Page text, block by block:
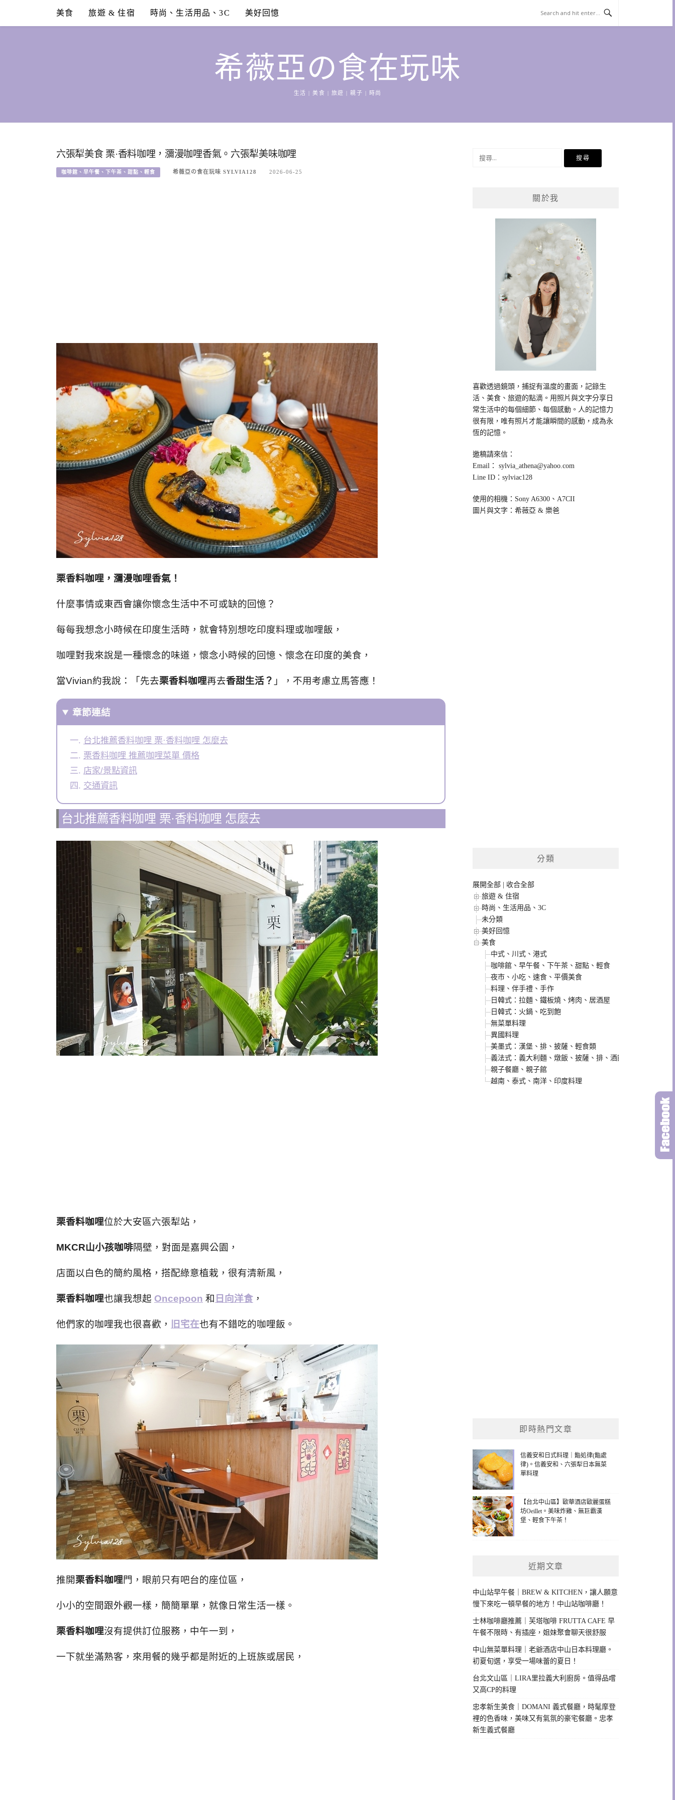
content
美食 旅遊 & 住宿 時尚、生活用品、3C 美好回憶
希薇亞の食在玩味
生活 | 美食 | 旅遊 | 親子 | 時尚
六張犁美食 栗·香料咖哩，瀰漫咖哩香氣。六張犁美味咖哩
咖啡館、早午餐、下午茶、甜點、輕食 希薇亞の食在玩味 SYLVIA128 2026-06-25
栗香料咖哩，瀰漫咖哩香氣！
什麼事情或東西會讓你懷念生活中不可或缺的回憶？
每每我想念小時候在印度生活時，就會特別想吃印度料理或咖哩飯，
咖哩對我來說是一種懷念的味道， 懷念小時候的回憶、懷念在印度的美食，
當Vivian約我說：「先去栗香料咖哩再去香甜生活？ 」， 不用考慮立馬答應！
章節連結
台北推薦香料咖哩 栗·香料咖哩 怎麼去
栗香料咖哩 推薦咖哩菜單 價格
店家/景點資訊
交通資訊
台北推薦香料咖哩 栗·香料咖哩 怎麼去
栗香料咖哩位於大安區六張犁站，
MKCR山小孩咖啡隔壁，對面是嘉興公園，
店面以白色的簡約風格，搭配綠意植栽，很有清新風，
栗香料咖哩也讓我想起 Oncepoon 和 日向洋食 ，
他們家的咖哩我也很喜歡， 旧宅在也有不錯吃的咖哩飯。
推開栗香料咖哩門，眼前只有吧台的座位區，
小小的空間跟外觀一樣，簡簡單單，就像日常生活一樣。
栗香料咖哩沒有提供訂位服務，中午一到，
一下就坐滿熟客，來用餐的幾乎都是附近的上班族或居民，
關於我
喜歡透過鏡頭，捕捉有溫度的畫面，記錄生
活、美食、旅遊的點滴。用照片與文字分享日
常生活中的每個細節、每個感動。人的記憶力
很有限，唯有照片才能讓瞬間的感動，成為永
恆的記憶。
邀稿請來信：
Email：
sylvia_athena@yahoo.com
Line ID：sylviac128
使用的相機：Sony A6300、A7CII
圖片與文字：希薇亞 & 樂爸
分類
展開全部
收合全部
旅遊 & 住宿
時尚、生活用品、3C
未分類
美好回憶
美食
中式、川式、港式
咖啡館、早午餐、下午茶、甜點、輕食
夜市、小吃、速食、平價美食
料理、伴手禮、手作
日韓式：拉麵、鐵板燒、烤肉、居酒屋
日韓式：火鍋、吃到飽
無菜單料理
異國料理
美墨式：漢堡、排、披薩、輕食類
義法式：義大利麵、燉飯、披薩、排、酒館類
親子餐廳、親子館
越南、泰式、南洋、印度料理
即時熱門文章
信義安和日式料理｜鮨処律(鮨處
律)。信義安和、六張犁日本無菜
單料理
【台北中山區】歐華酒店歐麗蛋糕
坊Oeillet。美味炸雞、無巨霸漢
堡、輕食下午茶！
近期文章
中山站早午餐｜BREW & KITCHEN，讓人願意
慢下來吃一頓早餐的地方！中山站咖啡廳！
士林咖啡廳推薦｜芙塔咖啡 FRUTTA CAFE 早
午餐不限時、有插座，姐妹聚會聊天很舒服
中山無菜單料理｜老爺酒店中山日本料理廳。
初夏旬選，享受一場味蕾的夏日！
台北文山區｜LIRA里拉義大利廚房。值得品嚐
又高CP的料理
忠孝新生美食｜DOMANI 義式餐廳，時髦摩登
裡的色香味，美味又有氣氛的豪宅餐廳。忠孝
新生義式餐廳